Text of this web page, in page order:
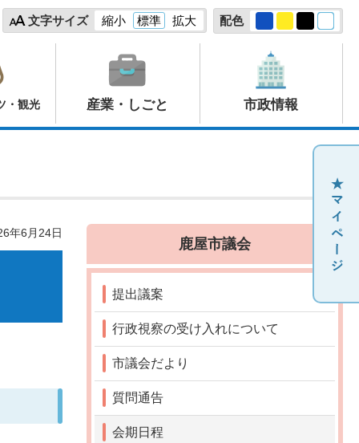
文字サイズ 縮小 標準 拡大 配色
・観光 産業・しごと 市政情報
年6月24日
鹿屋市議会
提出議案
行政視察の受け入れについて
市議会だより
質問通告
会期日程